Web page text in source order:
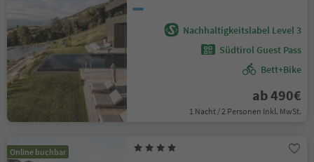
Nachhaltigkeitslabel Level 3
Südtirol Guest Pass
Bett+Bike
ab 490€
1 Nacht / 2 Personen Inkl. MwSt.
Online buchbar